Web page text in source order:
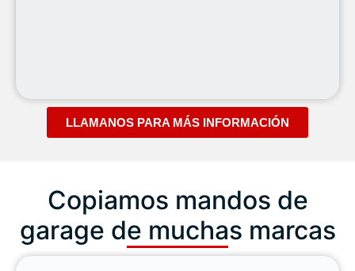
LLAMANOS PARA MÁS INFORMACIÓN
Copiamos mandos de
garage de muchas marcas